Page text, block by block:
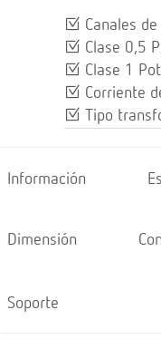
Canales
Clase 0,5
Clase 1
Corriente
Tipo
Información
Dimensión
Soporte